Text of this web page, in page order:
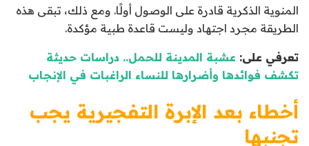
المنوية الذكرية قادرة على الوصول أولًا. ومع ذلك، تبقى هذه
الطريقة مجرد اجتهاد وليست قاعدة طبية مؤكدة.
تعرفي على: عشبة المدينة للحمل.. دراسات حديثة
تكشف فوائدها وأضرارها للنساء الراغبات في الإنجاب
أخطاء بعد الإبرة التفجيرية يجب
تجنبها